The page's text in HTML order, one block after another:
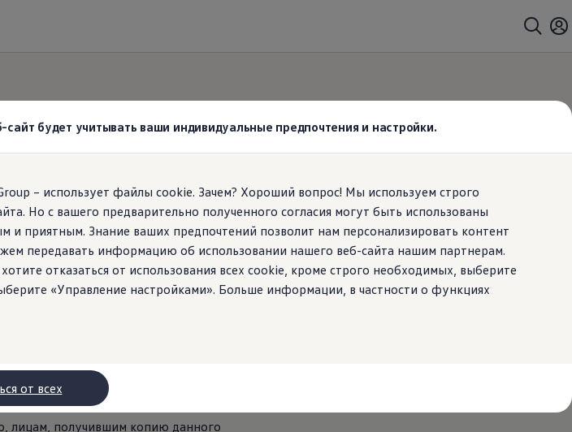
будет учитывать ваши индивидуальные предпочтения и настройки.
– использует файлы cookie. Зачем? Хороший вопрос! Мы используем строго
Но с вашего предварительно полученного согласия могут быть использованы
приятным. Знание ваших предпочтений позволит нам персонализировать контент
передавать информацию об использовании нашего веб-сайта нашим партнерам.
отказаться от использования всех cookie, кроме строго необходимых, выберите
«Управление настройками». Больше информации, в частности о функциях
от всех
третьей стороны
времени
лицам, получившим копию данного